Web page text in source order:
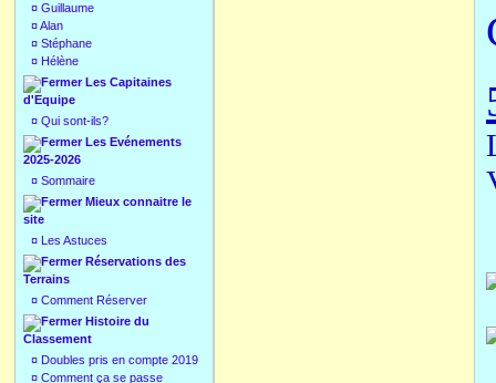
¤ Guillaume
¤Alan
¤ Stéphane
¤ Hélène
Les Capitaines
d'Equipe
¤ Qui sont-ils?
Les Evénements
2025-2026
¤ Sommaire
Mieux connaitre le
site
¤ Les Astuces
Réservations des
Terrains
¤ Comment Réserver
Histoire du
Classement
¤ Doubles pris en compte 2019
¤ Comment ça se passe